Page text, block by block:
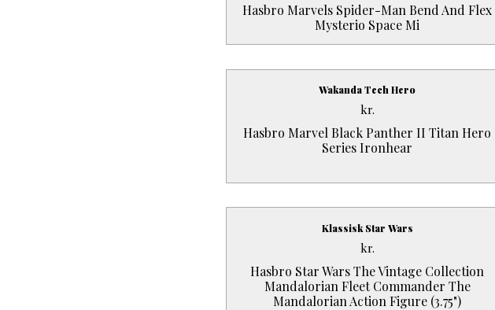
Hasbro Marvels Spider-Man Bend And Flex
Mysterio Space Mi
Wakanda Tech Hero
Hasbro Marvel Black Panther II Titan Hero
Series Ironhear
kr.
Klassisk Star Wars
Hasbro Star Wars The Vintage Collection
Mandalorian Fleet Commander The
Mandalorian Action Figure (3.75")
kr.